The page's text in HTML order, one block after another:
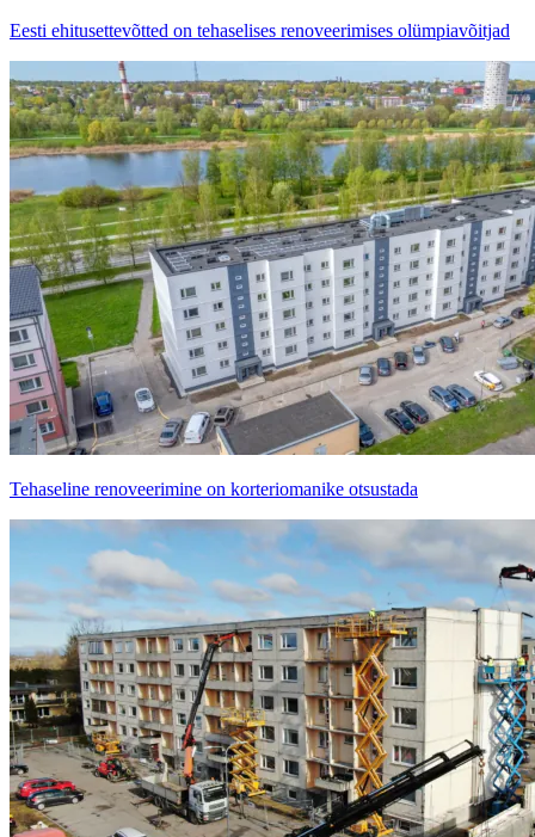
Eesti ehitusettevõtted on tehaselises renoveerimises olümpiavõitjad
Tehaseline renoveerimine on korteriomanike otsustada